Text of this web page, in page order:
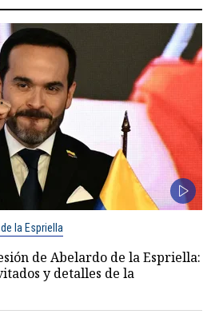
la Espriella
de Abelardo de la Espriella:
y detalles de la